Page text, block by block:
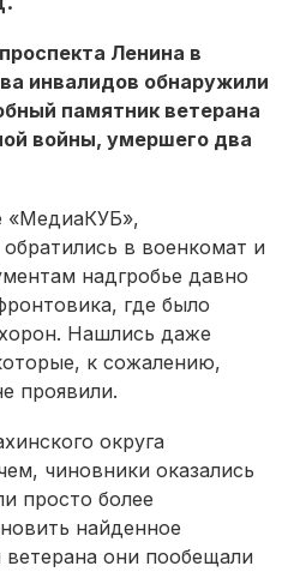
Ленина в
инвалидов обнаружили
памятник ветерана
войны, умершего два
«МедиаКУБ»,
в военкомат и
надгробье давно
где было
Нашлись даже
к сожалению,
проявили.
округа
чиновники оказались
просто более
найденное
они пообещали